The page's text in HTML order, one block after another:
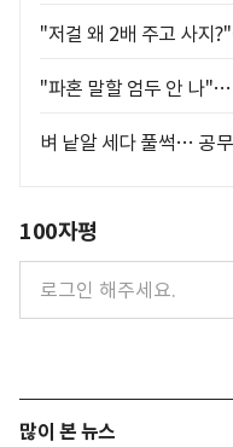
"저걸 왜 2배 주고 사지
"파혼 말할 엄두 안 나
벼 낱알 세다 풀썩… 공
100자평
많이 본 뉴스